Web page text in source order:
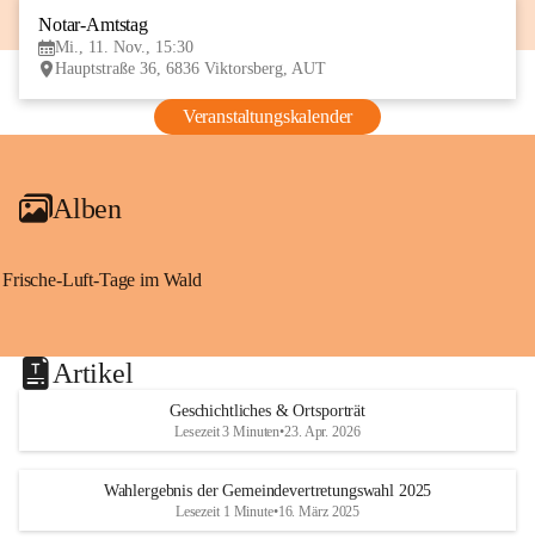
Notar-Amtstag
Mi., 11. Nov., 15:30
Hauptstraße 36, 6836 Viktorsberg, AUT
Veranstaltungskalender
Alben
Frische-Luft-Tage im Wald
Artikel
Geschichtliches & Ortsporträt
Lesezeit 3 Minuten•23. Apr. 2026
Wahlergebnis der Gemeindevertretungswahl 2025
Lesezeit 1 Minute•16. März 2025